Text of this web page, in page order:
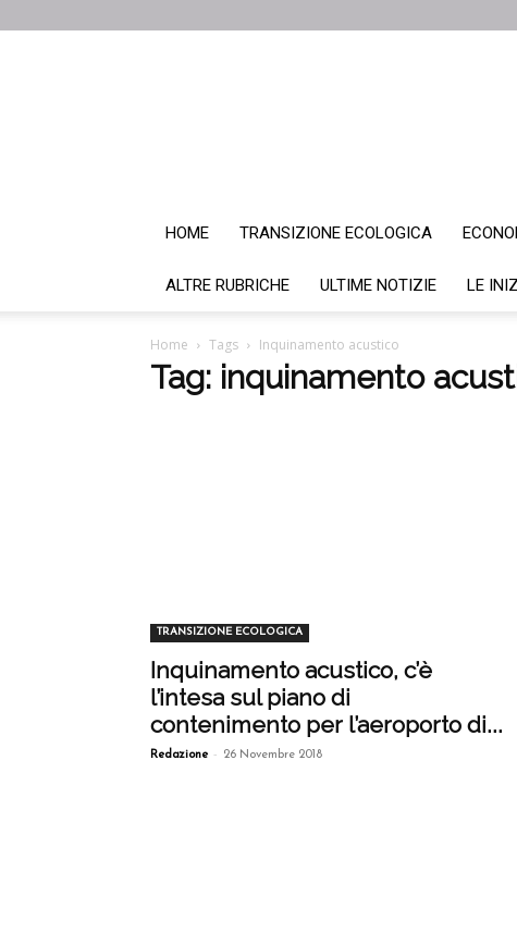
HOME TRANSIZIONE ECOLOGICA
ALTRE RUBRICHE ULTIME NOTIZIE LE
Home Tags Inquinamento acustico
Tag: inquinamento
TRANSIZIONE ECOLOGICA
Inquinamento acustico, c’è
l’intesa sul piano di
contenimento per l’aeroporto di...
Redazione - 26 Novembre 2018